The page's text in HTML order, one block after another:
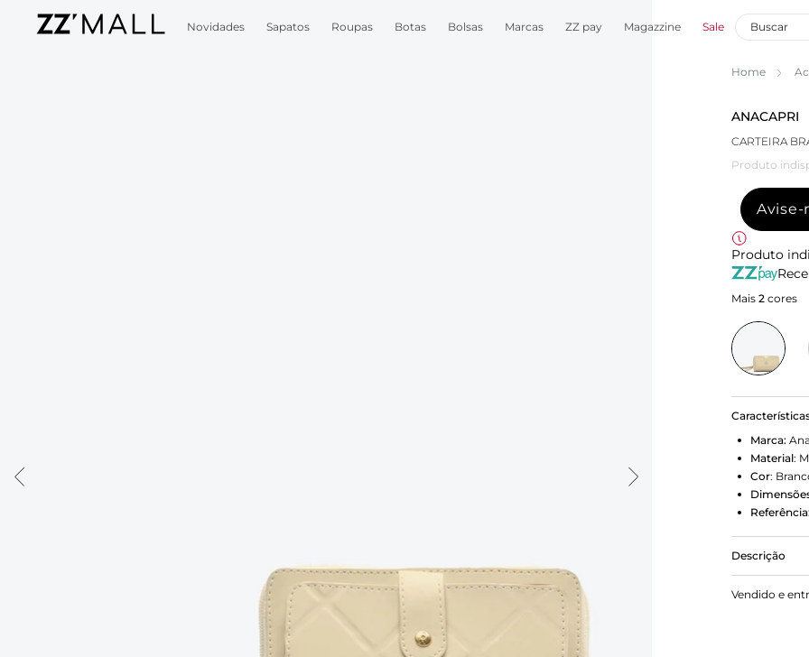
Novidades Sapatos Roupas Botas Bolsas Marcas ZZ pay Magazzine Sale
Home
ANACAPRI
CARTEIRA
Produto
Avise-
Produto
Mais 2 cores
Marca:
Material:
Cor:
Referência:
Descrição
A carteira
feita em
Vendido e